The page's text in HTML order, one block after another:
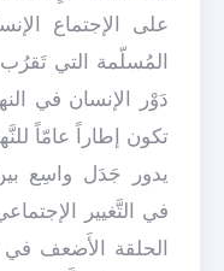
على الإجتماع
المُسلّمة التي
دَوْر الإنسان في
تكون إطاراً عامّاً
يدور جَدَل واسِع
في التَّغيير
الحلقة الأَضعف في